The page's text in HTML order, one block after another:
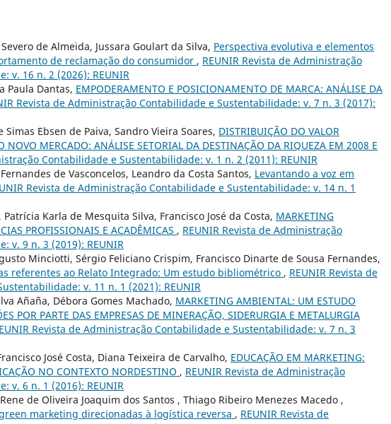
de Almeida, Jussara Goulart da Silva, Perspectiva evolutiva e elementos
de reclamação do consumidor , REUNIR Revista de Administração
v. 16 n. 2 (2026): REUNIR
Paula Dantas, EMPODERAMENTO E POSICIONAMENTO DE MARCA: ANÁLISE DA
Revista de Administração Contabilidade e Sustentabilidade: v. 7 n. 3 (2017):
Ebsen de Paiva, Sandro Vieira Soares, DISTRIBUIÇÃO DO VALOR
NOVO MERCADO: ANÁLISE SETORIAL DA DESTINAÇÃO DA RIQUEZA EM 2008 E
Contabilidade e Sustentabilidade: v. 1 n. 2 (2011): REUNIR
de Vasconcelos, Leandro da Costa Santos, Levantando a voz em
Revista de Administração Contabilidade e Sustentabilidade: v. 14 n. 1
Karla de Mesquita Silva, Francisco José da Costa, MARKETING
PROFISSIONAIS E ACADÊMICAS , REUNIR Revista de Administração
v. 9 n. 3 (2019): REUNIR
Minciotti, Sérgio Feliciano Crispim, Francisco Dinarte de Sousa Fernandes,
referentes ao Relato Integrado: Um estudo bibliométrico , REUNIR Revista de
v. 11 n. 1 (2021): REUNIR
Añaña, Débora Gomes Machado, MARKETING AMBIENTAL: UM ESTUDO
POR PARTE DAS EMPRESAS DE MINERAÇÃO, SIDERURGIA E METALURGIA
Revista de Administração Contabilidade e Sustentabilidade: v. 7 n. 3
José Costa, Diana Teixeira de Carvalho, EDUCAÇÃO EM MARKETING:
NO CONTEXTO NORDESTINO , REUNIR Revista de Administração
v. 6 n. 1 (2016): REUNIR
de Oliveira Joaquim dos Santos , Thiago Ribeiro Menezes Macedo ,
marketing direcionadas à logística reversa , REUNIR Revista de